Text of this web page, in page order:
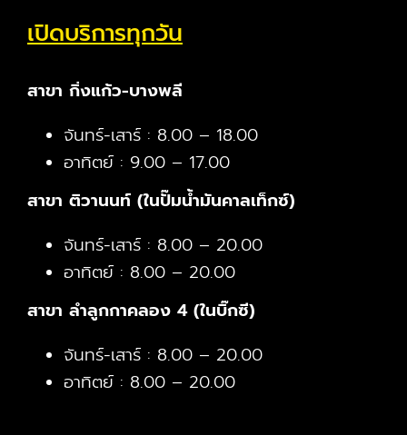
เปิดบริการทุกวัน
สาขา กิ่งแก้ว-บางพลี
จันทร์-เสาร์ : 8.00 – 18.00
อาทิตย์ : 9.00 – 17.00
สาขา ติวานนท์ (ในปั๊มน้ำมันคาลเท็กซ์)
จันทร์-เสาร์ : 8.00 – 20.00
อาทิตย์ : 8.00 – 20.00
สาขา ลำลูกกาคลอง 4 (ในบิ๊กซี)
จันทร์-เสาร์ : 8.00 – 20.00
อาทิตย์ : 8.00 – 20.00